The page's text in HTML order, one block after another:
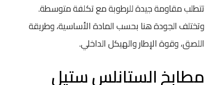
تتطلب مقاومة جيدة للرطوبة مع تكلفة متوسطة.
وتختلف الجودة هنا بحسب المادة الأساسية، وطريقة
اللصق، وقوة الإطار والهيكل الداخلي.
مطابخ الستانلس ستيل